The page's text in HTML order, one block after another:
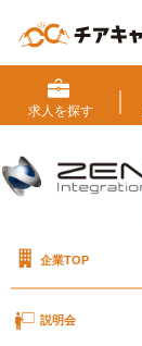
求人を探す
企業TOP
説明会